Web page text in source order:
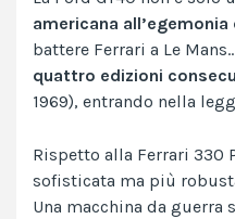
americana all’egemonia
battere Ferrari a Le
quattro edizioni
1969), entrando nella
Rispetto alla Ferrari 330
sofisticata ma più
Una macchina da guerra